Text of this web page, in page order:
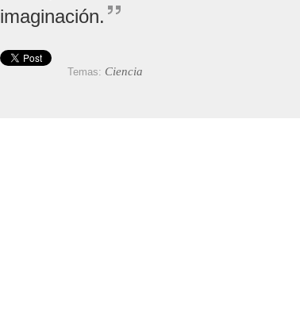
imaginación.
Temas: Ciencia